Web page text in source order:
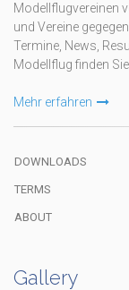
Modellflugvereinen
und Vereine
Termine, News,
Modellflug finden Sie
Mehr erfahren
DOWNLOADS
TERMS
ABOUT
Gallery